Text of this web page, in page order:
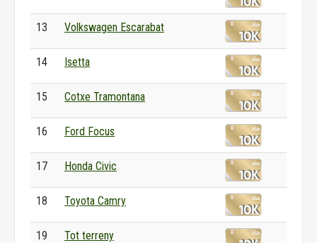
13 Volkswagen Escarabat
14 Isetta
15 Cotxe Tramontana
16 Ford Focus
17 Honda Civic
18 Toyota Camry
19 Tot terreny